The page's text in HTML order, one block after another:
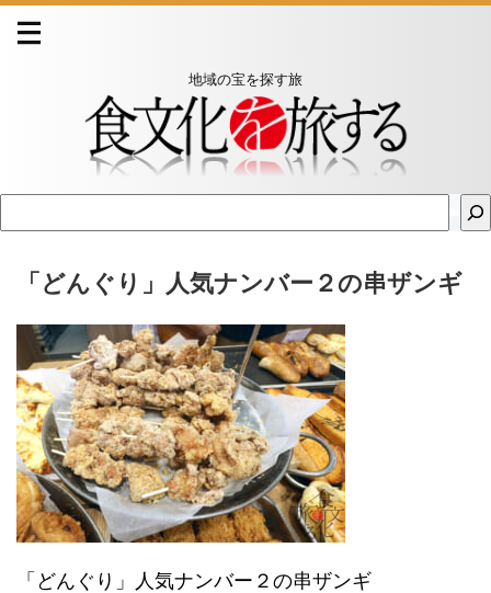
地域の宝を探す旅
「どんぐり」人気ナンバー２の串ザンギ
「どんぐり」人気ナンバー２の串ザンギ